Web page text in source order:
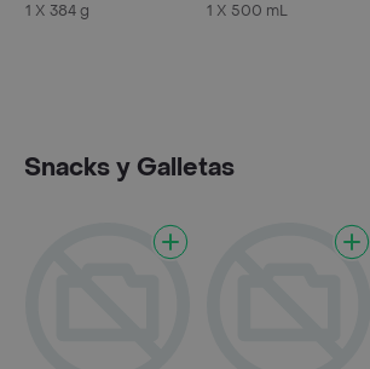
1 X 384 g
1 X 500 mL
Snacks y Galletas